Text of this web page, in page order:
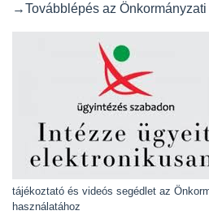
→Továbblépés az
tájékoztató és videós segédlet az
használatához